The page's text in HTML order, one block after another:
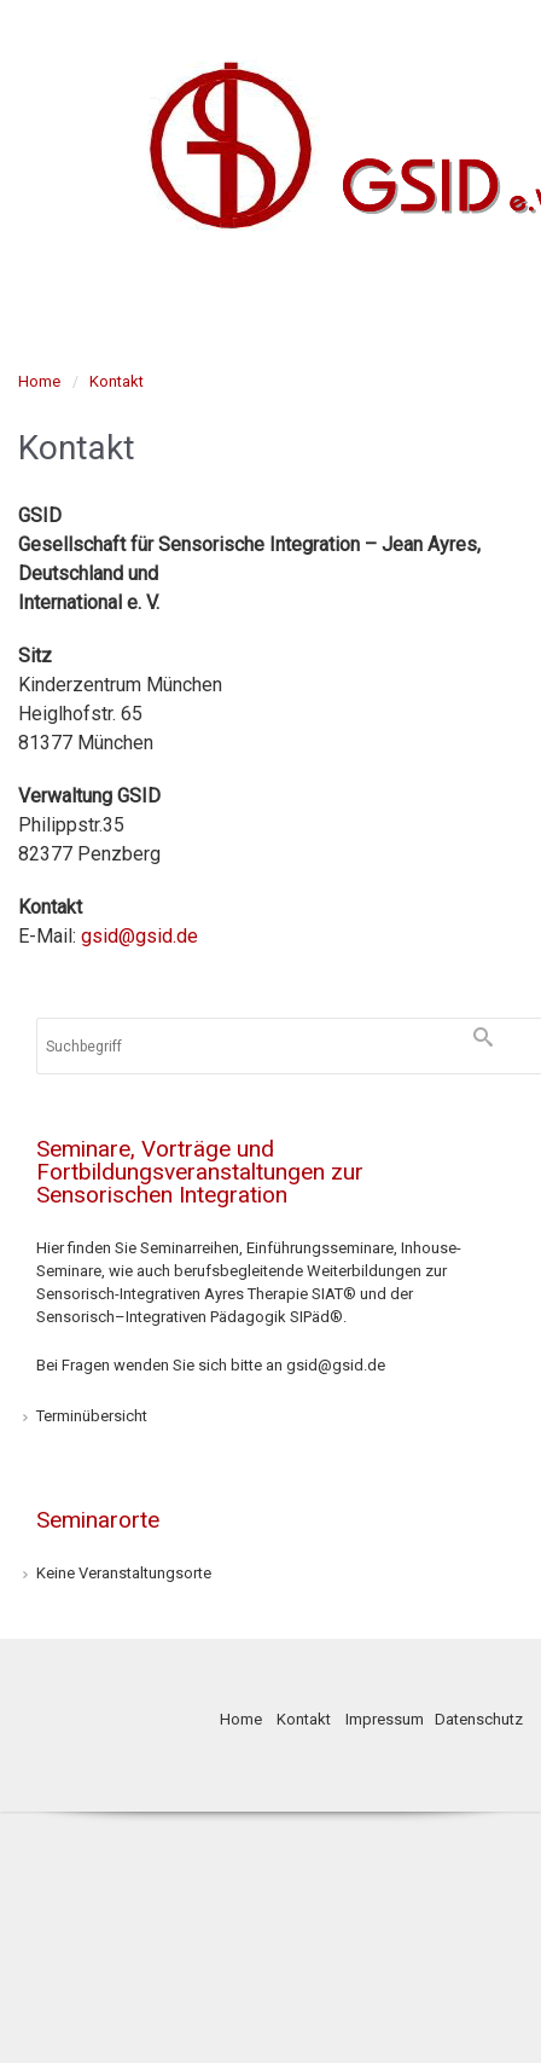
Home Kontakt
Kontakt
GSID
Gesellschaft für Sensorische Integration – Jean Ayres,
Deutschland und
International e. V.
Sitz
Kinderzentrum München
Heiglhofstr. 65
81377 München
Verwaltung GSID
Philippstr.35
82377 Penzberg
Kontakt
E-Mail: gsid@gsid.de
Seminare, Vorträge und
Fortbildungsveranstaltungen zur
Sensorischen Integration
Hier finden Sie Seminarreihen, Einführungsseminare, Inhouse-
Seminare, wie auch berufsbegleitende Weiterbildungen zur
Sensorisch-Integrativen Ayres Therapie SIAT® und der
Sensorisch–Integrativen Pädagogik SIPäd®.
Bei Fragen wenden Sie sich bitte an gsid@gsid.de
Terminübersicht
Seminarorte
Keine Veranstaltungsorte
Home Kontakt Impressum Datenschutz